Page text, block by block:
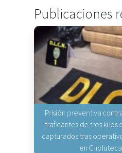
Publicaciones
Prisión preventiva
traficantes de tres kilos
capturados tras
en Choluteca